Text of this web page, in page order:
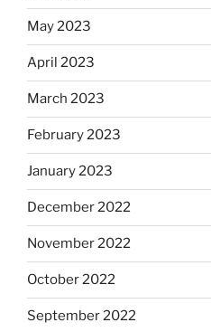
May 2023
April 2023
March 2023
February 2023
January 2023
December 2022
November 2022
October 2022
September 2022